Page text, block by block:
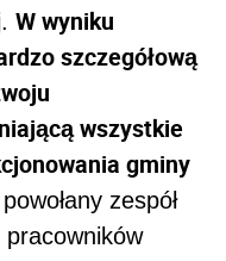
W wyniku
szczegółową
wszystkie
gminy
zespół
pracowników